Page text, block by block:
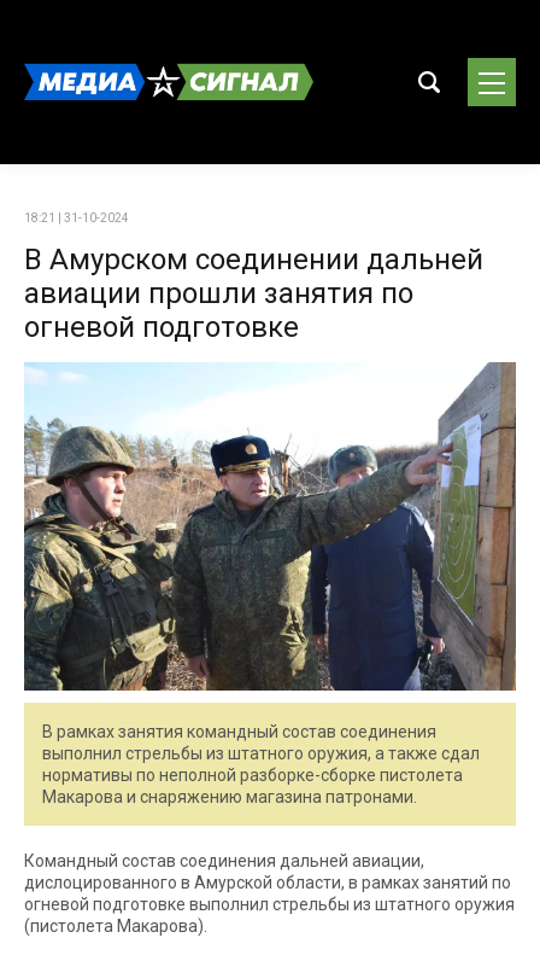
18:21 | 31-10-2024
В Амурском соединении дальней
авиации прошли занятия по
огневой подготовке
В рамках занятия командный состав соединения
выполнил стрельбы из штатного оружия, а также сдал
нормативы по неполной разборке-сборке пистолета
Макарова и снаряжению магазина патронами.
Командный состав соединения дальней авиации,
дислоцированного в Амурской области, в рамках занятий по
огневой подготовке выполнил стрельбы из штатного оружия
(пистолета Макарова).